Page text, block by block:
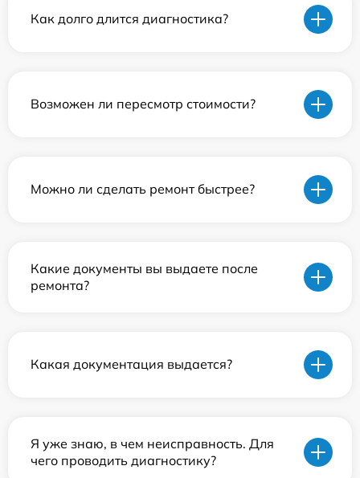
Как долго длится диагностика?
Возможен ли пересмотр стоимости?
Можно ли сделать ремонт быстрее?
Какие документы вы выдаете после
ремонта?
Какая документация выдается?
Я уже знаю, в чем неисправность. Для
чего проводить диагностику?